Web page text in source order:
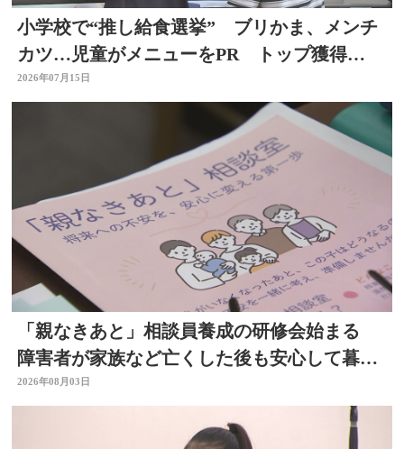
小学校で“推し給食選挙” ブリかま、メンチ
カツ…児童がメニューをPR トップ獲得
は？ 選挙を身近に
2026年07月15日
「親なきあと」相談員養成の研修会始まる
障害者が家族など亡くした後も安心して暮ら
せるように 大分
2026年08月03日